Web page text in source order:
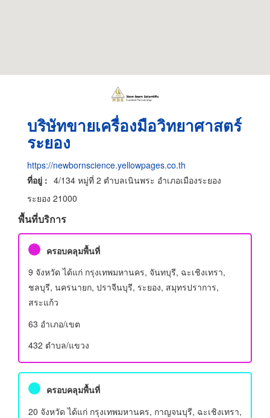
บริษัทขายเครื่องมือวิทยาศาสตร์
ระยอง
https://newbornscience.yellowpages.co.th
ที่อยู่ : 4/134 หมู่ที่ 2 ตำบลเนินพระ อำเภอเมืองระยอง
ระยอง 21000
พื้นที่บริการ
ครอบคลุมพื้นที่
9 จังหวัด ได้แก่ กรุงเทพมหานคร, จันทบุรี, ฉะเชิงเทรา,
ชลบุรี, นครนายก, ปราจีนบุรี, ระยอง, สมุทรปราการ,
สระแก้ว
63 อําเภอ/เขต
432 ตำบล/แขวง
ครอบคลุมพื้นที่
20 จังหวัด ได้แก่ กรุงเทพมหานคร, กาญจนบุรี, ฉะเชิงเทรา,